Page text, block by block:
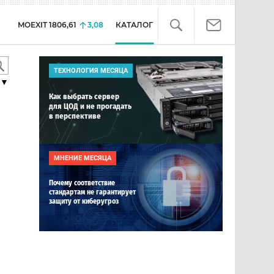
MOEXIT 1806,61 3,08 КАТАЛОГ
ТЕХНОЛОГИЯ МЕСЯЦА
Как выбрать сервер
для ЦОД и не прогадать
в перспективе
МНЕНИЕ МЕСЯЦА
Почему соответствие
стандартам не гарантирует
защиту от киберугроз